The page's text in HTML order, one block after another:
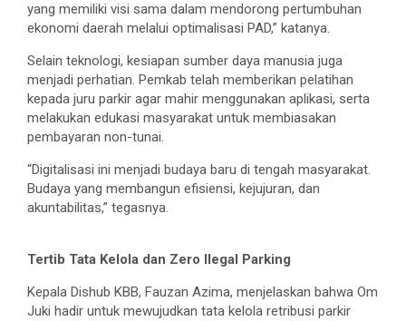
yang memiliki visi sama dalam mendorong pertumbuhan
ekonomi daerah melalui optimalisasi PAD,” katanya.
Selain teknologi, kesiapan sumber daya manusia juga
menjadi perhatian. Pemkab telah memberikan pelatihan
kepada juru parkir agar mahir menggunakan aplikasi, serta
melakukan edukasi masyarakat untuk membiasakan
pembayaran non-tunai.
“Digitalisasi ini menjadi budaya baru di tengah masyarakat.
Budaya yang membangun efisiensi, kejujuran, dan
akuntabilitas,” tegasnya.
Tertib Tata Kelola dan Zero Ilegal Parking
Kepala Dishub KBB, Fauzan Azima, menjelaskan bahwa Om
Juki hadir untuk mewujudkan tata kelola retribusi parkir